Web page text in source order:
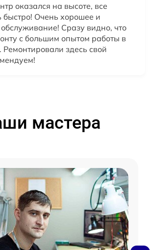
оказался на высоте, все
быстро! Очень хорошее и
Сразу видно, что
с большим опытом работы в
Ремонтировали здесь свой
мастера